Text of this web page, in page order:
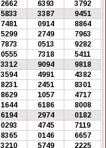
2662 6393
3792
5833 3387
9451
7481 0914
8864
5299 2749
7963
7873 0513
9282
0555 7318
5411
3312 9094
9818
3594 4991
4382
8231 2451
8301
8629 1057
4717
1644 6186
8008
6194 2974
0182
0293 4745
7119
8365 0146
6657
3210 5749
2225